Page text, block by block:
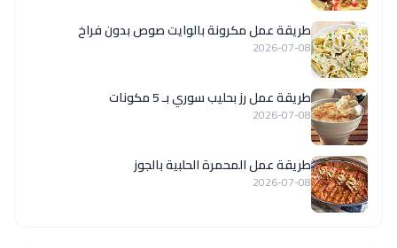
طريقة عمل مكرونة بالوايت صوص بدون فراخ
2026-07-08
طريقة عمل رز بحليب سوري بـ 5 مكونات
2026-07-08
طريقة عمل المحمرة الحلبية بالجوز
2026-07-08